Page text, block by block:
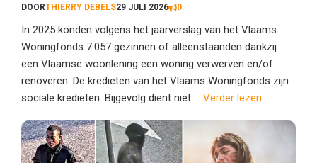
DOORTHIERRY DEBELS29 JULI 2026 0
In 2025 konden volgens het jaarverslag van het Vlaams
Woningfonds 7.057 gezinnen of alleenstaanden dankzij
een Vlaamse woonlening een woning verwerven en/of
renoveren. De kredieten van het Vlaams Woningfonds zijn
sociale kredieten. Bijgevolg dient niet ... Verder lezen